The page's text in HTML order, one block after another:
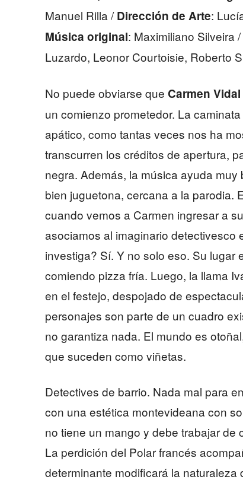
Manuel Rilla /Dirección de Arte:
Música original: Maximiliano Silveira /
Luzardo, Leonor Courtoisie, Roberto
No puede obviarse que Carmen
un comienzo prometedor. La
apático, como tantas veces nos ha
transcurren los créditos de apertura,
negra. Además, la música ayuda
bien juguetona, cercana a la parodia.
cuando vemos a Carmen ingresar a
asociamos al imaginario detectivesco
investiga? Sí. Y no solo eso. Su lugar
comiendo pizza fría. Luego, la llama
en el festejo, despojado de
personajes son parte de un cuadro
no garantiza nada. El mundo es
que suceden como viñetas.
Detectives de barrio. Nada mal para
con una estética montevideana con
no tiene un mango y debe trabajar
La perdición del Polar francés
determinante modificará la